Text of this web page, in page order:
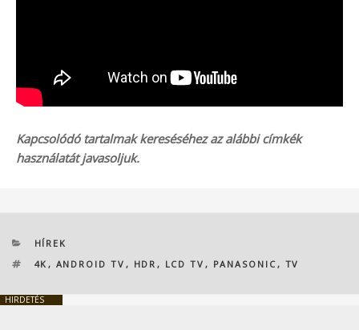
Kapcsolódó tartalmak kereséséhez az alábbi címkék
használatát javasoljuk.
KATEGÓRIÁK
HÍREK
CÍMKÉK
4K , ANDROID TV , HDR , LCD TV , PANASONIC , TV
HIRDETÉS